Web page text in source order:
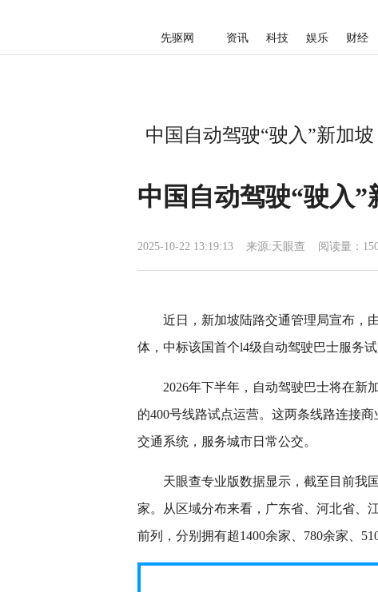
先驱网 资讯 科技 娱乐 财经
中国自动驾驶“驶入”新加
中国自动驾驶“驶入
2025-10-22 13:19:13 来源:天眼查 阅读量：
近日，新加坡陆路交通管理局宣布，
体，中标该国首个l4级自动驾驶巴士服务
2026年下半年，自动驾驶巴士将在新
的400号线路试点运营。这两条线路连接
交通系统，服务城市日常公交。
天眼查专业版数据显示，截至目前我
家。从区域分布来看，广东省、河北省、
前列，分别拥有超1400余家、780余家、